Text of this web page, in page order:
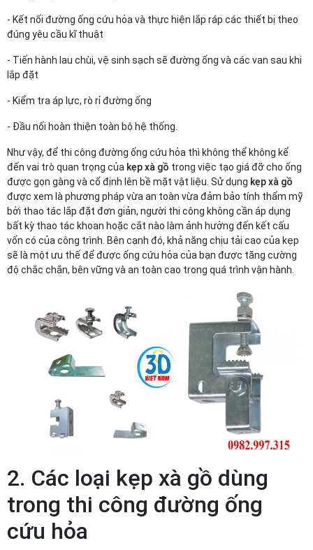
- Kết nối đường ống cứu hỏa và thực hiện lắp ráp các thiết bị theo
đúng yêu cầu kĩ thuật
- Tiến hành lau chùi, vệ sinh sạch sẽ đường ống và các van sau khi
lắp đặt
- Kiểm tra áp lực, rò rỉ đường ống
- Đầu nối hoàn thiện toàn bộ hệ thống.
Như vậy, để thi công đường ống cứu hỏa thì không thể không kể
đến vai trò quan trọng của kẹp xà gồ trong việc tạo giá đỡ cho ống
được gọn gàng và cố định lên bề mặt vật liệu. Sử dụng kẹp xà gồ
được xem là phương pháp vừa an toàn vừa đảm bảo tính thẩm mỹ
bởi thao tác lắp đặt đơn giản, người thi công không cần áp dụng
bất kỳ thao tác khoan hoặc cắt nào làm ảnh hưởng đến kết cấu
vốn có của công trình. Bên cạnh đó, khả năng chịu tải cao của kẹp
sẽ là một ưu thế để được ống cứu hỏa của bạn được tăng cường
độ chắc chắn, bên vững và an toàn cao trong quá trình vận hành.
2. Các loại kẹp xà gồ dùng
trong thi công đường ống
cứu hỏa